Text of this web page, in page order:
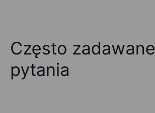
Często zadawane
pytania